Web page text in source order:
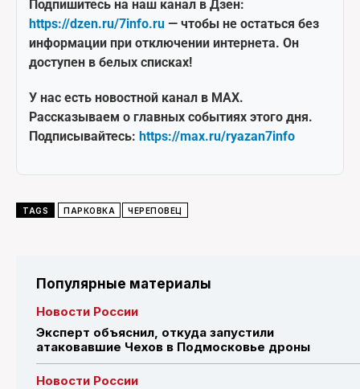
Подпишитесь на наш канал в Дзен:
https://dzen.ru/7info.ru — чтобы не остаться без
информации при отключении интернета. Он
доступен в белых списках!
У нас есть новостной канал в MAX.
Рассказываем о главных событиях этого дня.
Подписывайтесь: https://max.ru/ryazan7info
TAGS ПАРКОВКА ЧЕРЕПОВЕЦ
Популярные материалы
Новости России
Эксперт объяснил, откуда запустили
атаковавшие Чехов в Подмосковье дроны
Новости России